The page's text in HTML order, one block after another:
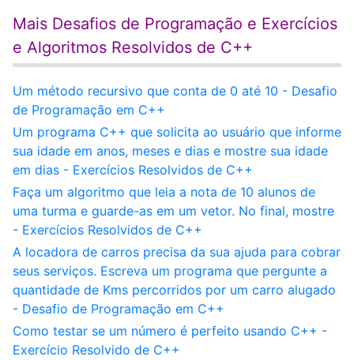
Mais Desafios de Programação e Exercícios
e Algoritmos Resolvidos de C++
Um método recursivo que conta de 0 até 10 - Desafio
de Programação em C++
Um programa C++ que solicita ao usuário que informe
sua idade em anos, meses e dias e mostre sua idade
em dias - Exercícios Resolvidos de C++
Faça um algoritmo que leia a nota de 10 alunos de
uma turma e guarde-as em um vetor. No final, mostre
- Exercícios Resolvidos de C++
A locadora de carros precisa da sua ajuda para cobrar
seus serviços. Escreva um programa que pergunte a
quantidade de Kms percorridos por um carro alugado
- Desafio de Programação em C++
Como testar se um número é perfeito usando C++ -
Exercício Resolvido de C++